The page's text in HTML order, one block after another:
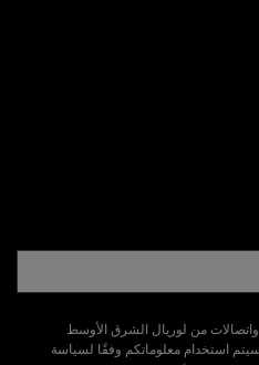
من لوريال الشرق الأوسط
استخدام معلوماتكم وفقًا لسياسة